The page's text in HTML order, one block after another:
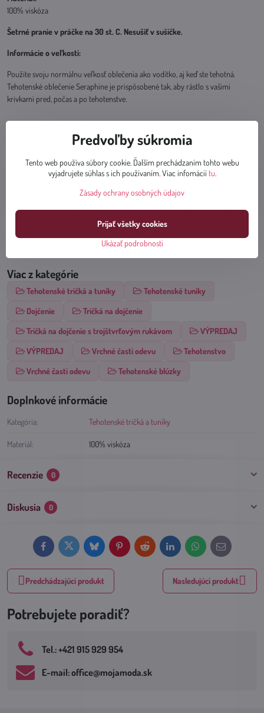
100% viskóza
Šetrné pranie v práčke na 30 st. C. Nesušiť v sušičke.
Informácie o veľkosti:
Použite svoju normálnu veľkosť oblečenia ako vodítko, aj keď ste tehotná.
Tehotenské oblečenie Seraphine je prispôsobené tak, aby rástlo s vašimi
krivkami pred, počas a po tehotenstve.
Viac z kategórie
Tehotenské tričká a tuniky
Tehotenské tuniky
Dojčenie
Tričká na dojčenie
Tričká na dojčenie s trojštvrťovým rukávom
VÝPREDAJ
VÝPREDAJ
Vrchné časti odevu
Tehotenstvo
Vrchné časti odevu
Tehotenské blúzky
Doplnkové informácie
Kategória: Tehotenské tričká a tuniky
Materiál: 100% viskóza
Recenzie 0
Diskusia 0
FacebookTwitter BlueskyPinterestReddit LinkedInWhatsApp
E-
mail
Predchádzajúci produkt Nasledujúci produkt
Potrebujete poradiť?
Tel​.: +421 915 929 954
E-mail: office​@mojamoda​.sk
Predvoľby súkromia
Tento web používa súbory cookie. Ďalším prechádzaním tohto webu
vyjadrujete súhlas s ich používaním. Viac infomáciítu.
Zásady ochrany osobných údajov
Ukázať podrobnosti
Prijať všetky cookies